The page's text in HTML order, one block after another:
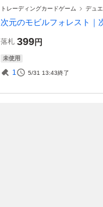
トレーディングカードゲーム デュ
次元のモビルフォレスト｜
落札 399円
未使用
1 5/31 13:43終了